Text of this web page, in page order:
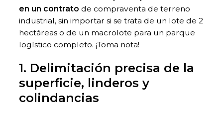
en un contrato de compraventa de terreno
industrial, sin importar si se trata de un lote de 2
hectáreas o de un macrolote para un parque
logístico completo. ¡Toma nota!
1. Delimitación precisa de la
superficie, linderos y
colindancias